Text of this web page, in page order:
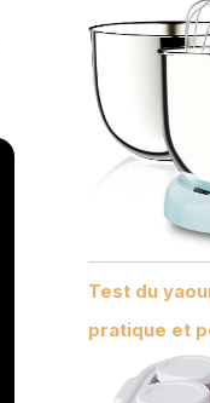
Test du
pratique et